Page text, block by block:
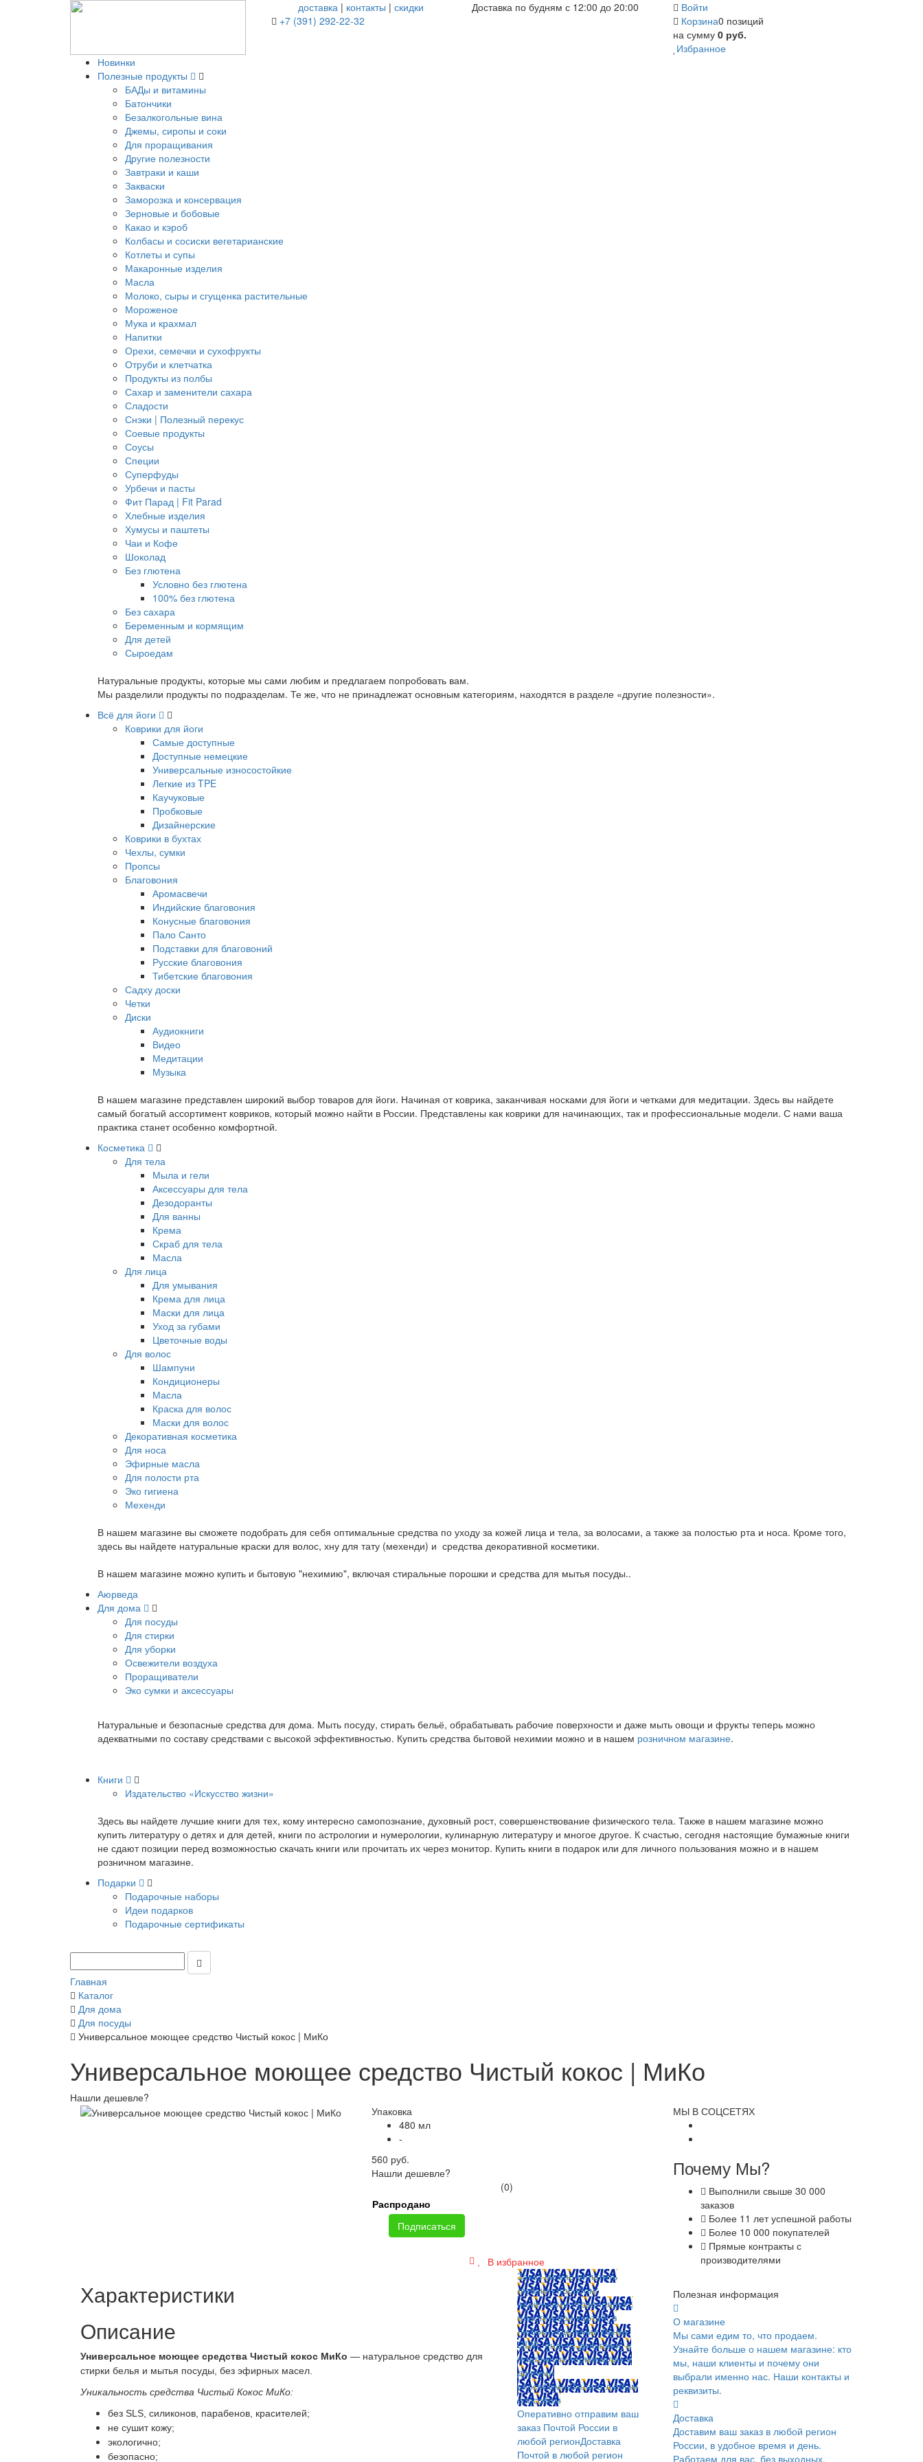
доставка | контакты |скидки
+7 (391) 292-22-32
Доставка по будням с 12:00 до 20:00
Войти
Корзина0 позиций
на сумму 0 руб.
Избранное
Новинки
Полезные продукты
БАДы и витамины
Батончики
Безалкогольные вина
Джемы, сиропы и соки
Для проращивания
Другие полезности
Завтраки и каши
Закваски
Заморозка и консервация
Зерновые и бобовые
Какао и кэроб
Колбасы и сосиски вегетарианские
Котлеты и супы
Макаронные изделия
Масла
Молоко, сыры и сгущенка растительные
Мороженое
Мука и крахмал
Напитки
Орехи, семечки и сухофрукты
Отруби и клетчатка
Продукты из полбы
Сахар и заменители сахара
Сладости
Снэки | Полезный перекус
Соевые продукты
Соусы
Специи
Суперфуды
Урбечи и пасты
Фит Парад | Fit Parad
Хлебные изделия
Хумусы и паштеты
Чаи и Кофе
Шоколад
Без глютена
Условно без глютена
100% без глютена
Без сахара
Беременным и кормящим
Для детей
Сыроедам
Натуральные продукты, которые мы сами любим и предлагаем попробовать вам.
Мы разделили продукты по подразделам. Те же, что не принадлежат основным категориям, находятся в разделе «другие полезности».
Всё для йоги
Коврики для йоги
Самые доступные
Доступные немецкие
Универсальные износостойкие
Легкие из TPE
Каучуковые
Пробковые
Дизайнерские
Коврики в бухтах
Чехлы, сумки
Пропсы
Благовония
Аромасвечи
Индийские благовония
Конусные благовония
Пало Санто
Подставки для благовоний
Русские благовония
Тибетские благовония
Садху доски
Четки
Диски
Аудиокниги
Видео
Медитации
Музыка
В нашем магазине представлен широкий выбор товаров для йоги. Начиная от коврика, заканчивая носками для йоги и четками для медитации. Здесь вы найдете
самый богатый ассортимент ковриков, который можно найти в России. Представлены как коврики для начинающих, так и профессиональные модели. С нами ваша
практика станет особенно комфортной.
Косметика
Для тела
Мыла и гели
Аксессуары для тела
Дезодоранты
Для ванны
Крема
Скраб для тела
Масла
Для лица
Для умывания
Крема для лица
Маски для лица
Уход за губами
Цветочные воды
Для волос
Шампуни
Кондиционеры
Масла
Краска для волос
Маски для волос
Декоративная косметика
Для носа
Эфирные масла
Для полости рта
Эко гигиена
Мехенди
В нашем магазине вы сможете подобрать для себя оптимальные средства по уходу за кожей лица и тела, за волосами, а также за полостью рта и носа. Кроме того,
здесь вы найдете натуральные краски для волос, хну для тату (мехенди) и средства декоративной косметики.
В нашем магазине можно купить и бытовую "нехимию", включая стиральные порошки и средства для мытья посуды..
Аюрведа
Для дома
Для посуды
Для стирки
Для уборки
Освежители воздуха
Проращиватели
Эко сумки и аксессуары
Натуральные и безопасные средства для дома. Мыть посуду, стирать бельё, обрабатывать рабочие поверхности и даже мыть овощи и фрукты теперь можно
адекватными по составу средствами с высокой эффективностью. Купить средства бытовой нехимии можно и в нашем розничном магазине.
Книги
Издательство «Искусство жизни»
Здесь вы найдете лучшие книги для тех, кому интересно самопознание, духовный рост, совершенствование физического тела. Также в нашем магазине можно
купить литературу о детях и для детей, книги по астрологии и нумерологии, кулинарную литературу и многое другое. К счастью, сегодня настоящие бумажные книги
не сдают позиции перед возможностью скачать книги или прочитать их через монитор. Купить книги в подарок или для личного пользования можно и в нашем
розничном магазине.
Подарки
Подарочные наборы
Идеи подарков
Подарочные сертификаты
Главная
Каталог
Для дома
Для посуды
Универсальное моющее средство Чистый кокос | МиКо
Универсальное моющее средство Чистый кокос | МиКо
Нашли дешевле?
Упаковка
480 мл
-
560 руб.
Нашли дешевле?
(0)
Распродано
Подписаться
В избранное
Характеристики
Описание
Универсальное моющее средства Чистый кокос МиКо — натуральное средство для
стирки белья и мытья посуды, без эфирных масел.
Уникальность средства Чистый Кокос МиКо:
без SLS, силиконов, парабенов, красителей;
не сушит кожу;
экологично;
безопасно;
Заказ можно оплатить
любым способом:
наличными (Красноярск);
пластиковой картой; в
любом отделении банка;
QIWI, яндекс.деньгами; в
платежных терминалах и
другими
способами.Оплата любым
способом
Оперативно отправим ваш
заказ Почтой России в
любой регионДоставка
Почтой в любой регион
МЫ В СОЦСЕТЯХ
Почему Мы?
Выполнили свыше 30 000
заказов
Более 11 лет успешной работы
Более 10 000 покупателей
Прямые контракты с
производителями
Полезная информация
О магазине
Мы сами едим то, что продаем.
Узнайте больше о нашем магазине: кто
мы, наши клиенты и почему они
выбрали именно нас. Наши контакты и
реквизиты.
Доставка
Доставим ваш заказ в любой регион
России, в удобное время и день.
Работаем для вас, без выходных.